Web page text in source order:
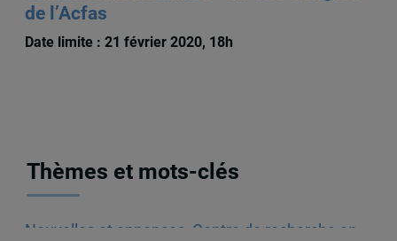
de l’Acfas
Date limite : 21 février 2020, 18h
Thèmes et mots-clés
Nouvelles et annonces Centre de recherche en